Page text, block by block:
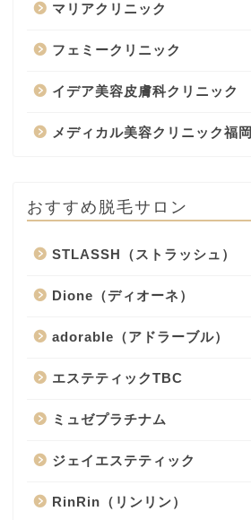
マリアクリニック
フェミークリニック
イデア美容皮膚科クリニック
メディカル美容クリニック福岡
おすすめ脱毛サロン
STLASSH（ストラッシュ）
Dione（ディオーネ）
adorable（アドラーブル）
エステティックTBC
ミュゼプラチナム
ジェイエステティック
RinRin（リンリン）